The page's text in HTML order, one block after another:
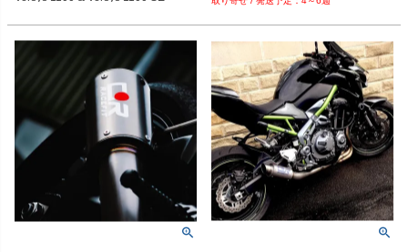
PRN015536-015554-016067-01616
PRN015536-015554-016067-01616
PRN015536-015554-016067-01616
PRN015536-015554-016067-01616
8-42
PRN015536-015554-016067-01616
8-43
PRN015536-015554-016067-01616
PRN015536-015554-016067-01616
8-45
PRN015536-015554-016067-01616